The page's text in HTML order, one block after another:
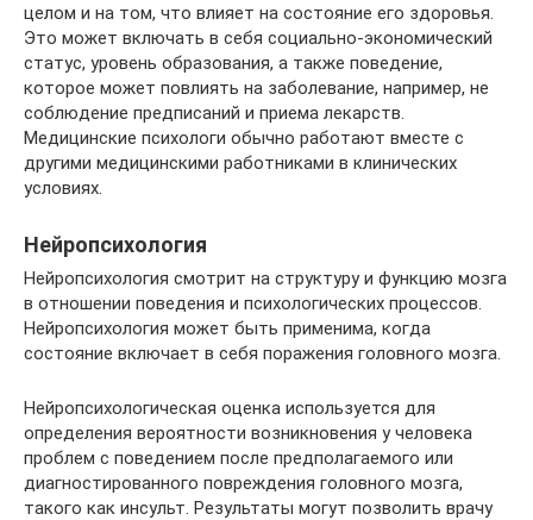
целом и на том, что влияет на состояние его здоровья.
Это может включать в себя социально-экономический
статус, уровень образования, а также поведение,
которое может повлиять на заболевание, например, не
соблюдение предписаний и приема лекарств.
Медицинские психологи обычно работают вместе с
другими медицинскими работниками в клинических
условиях.
Нейропсихология
Нейропсихология смотрит на структуру и функцию мозга
в отношении поведения и психологических процессов.
Нейропсихология может быть применима, когда
состояние включает в себя поражения головного мозга.
Нейропсихологическая оценка используется для
определения вероятности возникновения у человека
проблем с поведением после предполагаемого или
диагностированного повреждения головного мозга,
такого как инсульт. Результаты могут позволить врачу